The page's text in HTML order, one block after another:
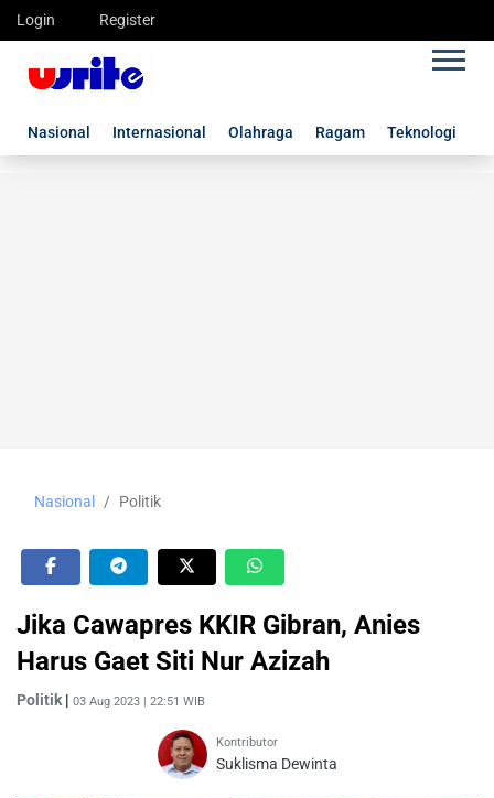
Login Register
Nasional Internasional Olahraga Ragam Teknologi
Nasional Politik
Jika Cawapres KKIR Gibran, Anies
Harus Gaet Siti Nur Azizah
Politik | 03 Aug 2023 | 22:51 WIB
Kontributor
Suklisma Dewinta